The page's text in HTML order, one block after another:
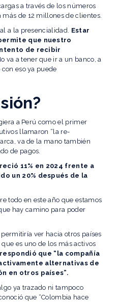
a través de los números
de 12 millones de clientes.
a la presencialidad. Estar
que nuestro
de recibir
va a tener que ir a un banco, a
eso ya puede
a Perú como el primer
llamaron “la re-
va de la mano también
de pagos.
11% en 2024 frente a
un 20% después de la
todo en este año que estamos
hay camino para poder
ver hacia otros países
es uno de los más activos
que “la compañía
alternativas de
en otros países”.
ya trazado ni tampoco
que “Colombia hace